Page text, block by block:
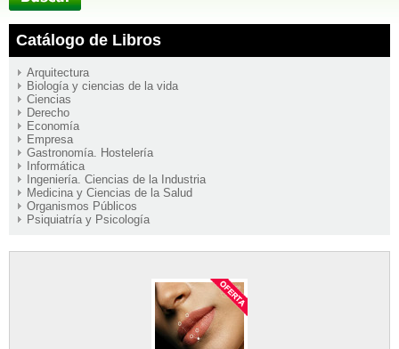
Catálogo de Libros
Arquitectura
Biología y ciencias de la vida
Ciencias
Derecho
Economía
Empresa
Gastronomía. Hostelería
Informática
Ingeniería. Ciencias de la Industria
Medicina y Ciencias de la Salud
Organismos Públicos
Psiquiatría y Psicología